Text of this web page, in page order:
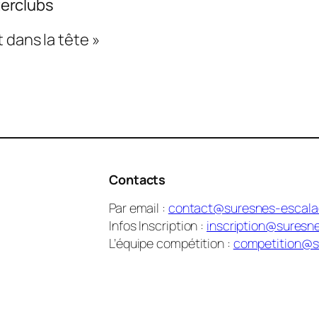
dans la tête »
Contacts
Par email : contact@suresnes-
Infos Inscription :
L’équipe compétition :